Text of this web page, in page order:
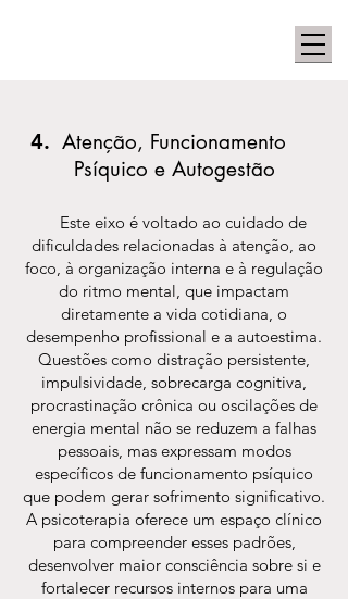
4. Atenção, Funcionamento
Psíquico e Autogestão
Este eixo é voltado ao cuidado de
dificuldades relacionadas à atenção, ao
foco, à organização interna e à regulação
do ritmo mental, que impactam
diretamente a vida cotidiana, o
desempenho profissional e a autoestima.
Questões como distração persistente,
impulsividade, sobrecarga cognitiva,
procrastinação crônica ou oscilações de
energia mental não se reduzem a falhas
pessoais, mas expressam modos
específicos de funcionamento psíquico
que podem gerar sofrimento significativo.
A psicoterapia oferece um espaço clínico
para compreender esses padrões,
desenvolver maior consciência sobre si e
fortalecer recursos internos para uma